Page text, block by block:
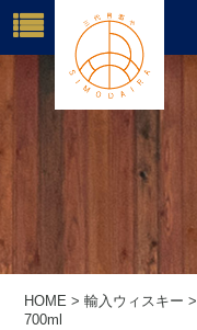
HOME >輸入ウィスキー >
700ml